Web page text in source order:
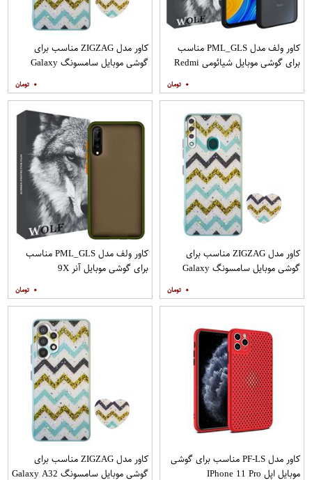
کاور ولف مدل PML_GLS مناسب
برای گوشی موبایل شیائومی Redmi
۰
کاور مدل ZIGZAG مناسب برای
گوشی موبایل سامسونگ Galaxy
۰
کاور مدل ZIGZAG مناسب برای
گوشی موبایل سامسونگ Galaxy
۰
کاور ولف مدل PML_GLS مناسب
برای گوشی موبایل آنر 9X
۰
کاور مدل PF-LS مناسب برای گوشی
موبایل اپل IPhone 11 Pro
کاور مدل ZIGZAG مناسب برای
گوشی موبایل سامسونگ Galaxy A32